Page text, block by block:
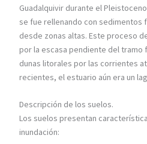
Guadalquivir durante el
se fue rellenando con sedimentos
desde zonas altas. Este proceso
por la escasa pendiente del tramo
dunas litorales por las corrientes
recientes, el estuario aún era un
Descripción de los suelos.
Los suelos presentan
inundación: